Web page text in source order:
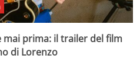
mai prima: il trailer del film
di Lorenzo